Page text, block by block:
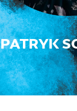
PATRYK